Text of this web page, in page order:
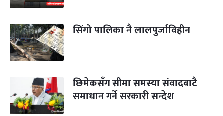
४
बुध कार्तिक ४, २०८३- Oct 21, 2026
५
बिहि
पापा‌ङ्कुशा एकादशी व्रत
कार्तिक ५, २०८३
२२
आइत
कुकुर तिहार
कार्तिक २२, २०८३-Nov 8, 2026
३ महिना बाँकी
सिंगो पालिका नै लालपुर्जाविहीन
छिमेकसँग सीमा समस्या संवादबाटै
समाधान गर्ने सरकारी सन्देश